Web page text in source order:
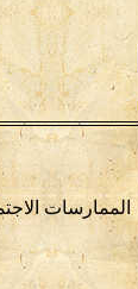
الممارسات